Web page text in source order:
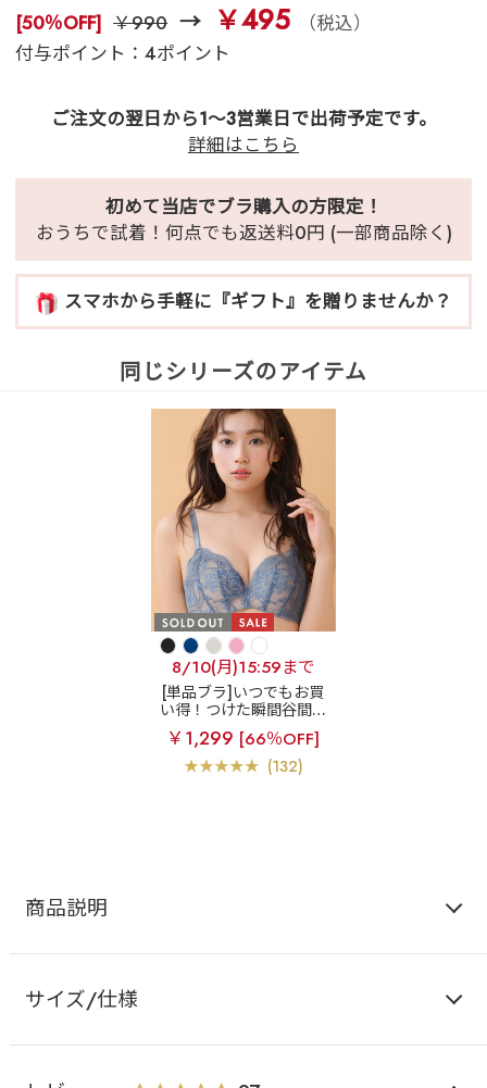
[50％OFF] ￥990 ￥495
（税込）
付与ポイント：4ポイント
ご注文の翌日から1～3営業日で出荷予定です。
詳細はこちら
初めて当店でブラ購入の方限定！
おうちで試着！何点でも返送料0円 (一部商品除く)
スマホから手軽に『ギフト』を贈りませんか？
同じシリーズのアイテム
8/10(月)15:59まで
[単品ブラ]いつでもお買
い得！つけた瞬間谷間が
できる
【アウトレッ
ト】総レース 超盛ブラ
(R) 単品ブラジャー
￥1,299 [66％OFF]
(132)
商品説明
サイズ/仕様